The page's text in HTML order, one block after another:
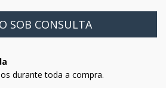
durante toda a compra.